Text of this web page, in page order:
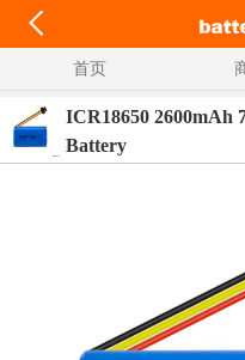
首页
ICR18650 2600mAh
Battery